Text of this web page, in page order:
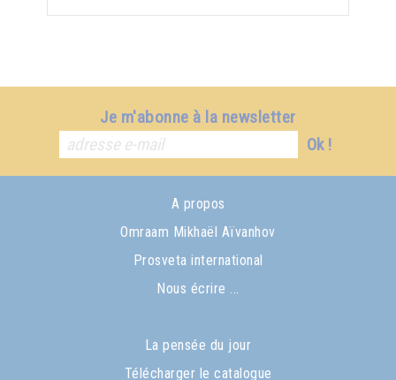
Je m'abonne à la newsletter
Ok !
A propos
Omraam Mikhaël Aïvanhov
Prosveta international
Nous écrire ...
La pensée du jour
Télécharger le catalogue